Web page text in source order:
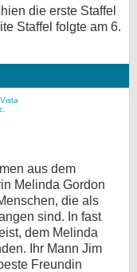
die erste Staffel
Staffel folgte am 6.
aus dem
Melinda Gordon
die als
sind. In fast
dem Melinda
Ihr Mann Jim
Freundin